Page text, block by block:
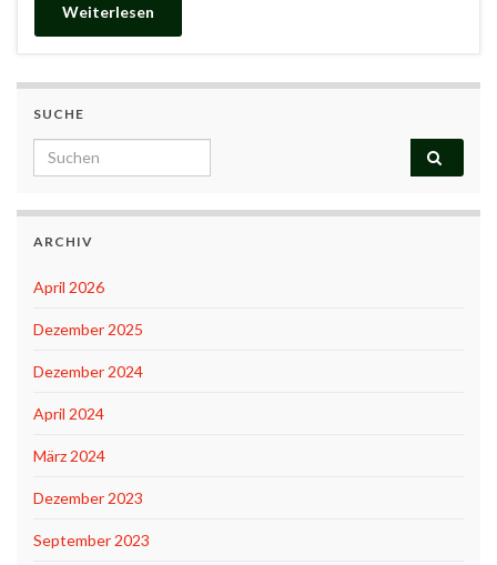
Weiterlesen
SUCHE
Search for:
ARCHIV
April 2026
Dezember 2025
Dezember 2024
April 2024
März 2024
Dezember 2023
September 2023